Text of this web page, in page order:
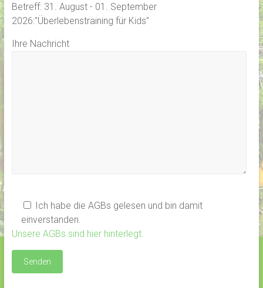
Betreff: 31. August - 01. September
2026:"Überlebenstraining für Kids"
Ihre Nachricht
Ich habe die AGBs gelesen und bin damit
einverstanden.
Unsere AGBs sind hier hinterlegt.